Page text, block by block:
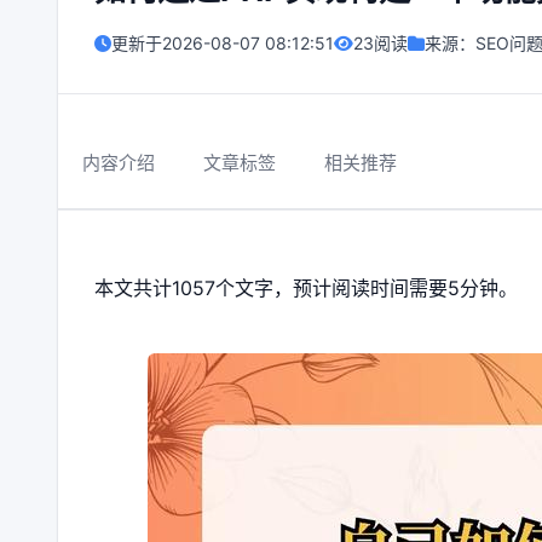
更新于2026-08-07 08:12:51 23阅读 来源： SEO问题
内容介绍 文章标签 相关推荐
本文共计1057个文字，预计阅读时间需要5分钟。